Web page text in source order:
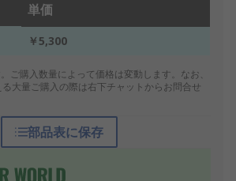
単価
￥5,300
ご購入数量によって価格は変動します。なお、
大量ご購入の際は右下チャットからお問合せ
部品表に保存